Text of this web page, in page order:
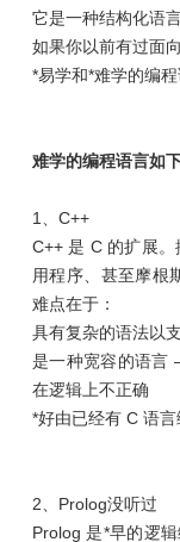
它是一种结构化语
如果你以前有过面
*易学和*难学的编
难学的编程语言如
1、C++
C++ 是 C 的扩展
用程序、甚至摩根
难点在于：
具有复杂的语法以
是一种宽容的语言
在逻辑上不正确
*好由已经有 C 语
2、Prolog没听过
Prolog 是*早的逻